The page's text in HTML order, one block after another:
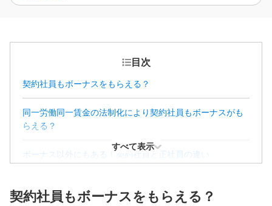
目次
契約社員もボーナスをもらえる？
同一労働同一賃金の法制化により契約社員もボーナスがも
らえる？
ボーナス以外にもある！契約社員と正社員の違い
すべて表示
契約社員もボーナスをもらえる？